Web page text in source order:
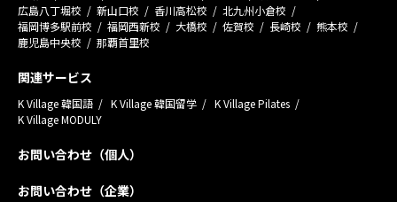
広島八丁堀校
新山口校 香川高松校
北九州小倉校
福岡博多駅前校
福岡西新校 大橋校 佐賀校 長崎校
熊本校
鹿児島中央校
那覇首里校
関連サービス
K Village 韓国語 K Village 韓国留学
K Village Pilates
K Village MODULY
お問い合わせ（個人）
お問い合わせ（企業）